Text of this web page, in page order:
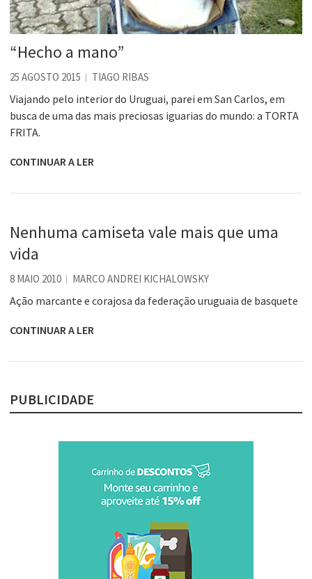
“Hecho a mano”
25 AGOSTO 2015 TIAGO RIBAS
Viajando pelo interior do Uruguai, parei em San Carlos, em
busca de uma das mais preciosas iguarias do mundo: a TORTA
FRITA.
CONTINUAR A LER
Nenhuma camiseta vale mais que uma
vida
8 MAIO 2010 MARCO ANDREI KICHALOWSKY
Ação marcante e corajosa da federação uruguaia de basquete
CONTINUAR A LER
PUBLICIDADE